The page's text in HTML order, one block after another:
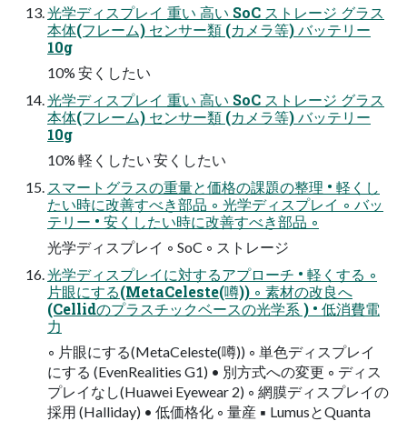
光学ディスプレイ 重い 高い SoC ストレージ グラス
本体(フレーム) センサー類 (カメラ等) バッテリー
10g
10% 安くしたい
光学ディスプレイ 重い 高い SoC ストレージ グラス
本体(フレーム) センサー類 (カメラ等) バッテリー
10g
10% 軽くしたい 安くしたい
スマートグラスの重量と価格の課題の整理 • 軽くし
たい時に改善すべき部品 ◦ 光学ディスプレイ ◦ バッ
テリー • 安くしたい時に改善すべき部品 ◦
光学ディスプレイ ◦ SoC ◦ ストレージ
光学ディスプレイに対するアプローチ • 軽くする ◦
片眼にする(MetaCeleste(噂)) ◦ 素材の改良へ
(Cellidのプラスチックベースの光学系 ) • 低消費電
力
◦ 片眼にする(MetaCeleste(噂)) ◦ 単色ディスプレイ
にする (EvenRealities G1) • 別方式への変更 ◦ ディス
プレイなし(Huawei Eyewear 2) ◦ 網膜ディスプレイの
採用 (Halliday) • 低価格化 ◦ 量産 ▪ LumusとQuanta